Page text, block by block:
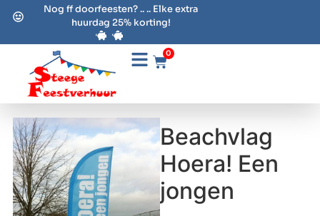
Nog ff doorfeesten? .. .. Elke extra
huurdag 25% korting!
0
Beachvlag
Hoera! Een
jongen